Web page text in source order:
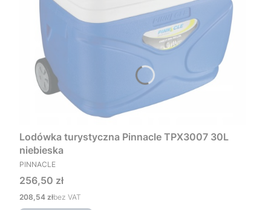
Lodówka turystyczna Pinnacle TPX3007 30L
niebieska
PRODUCENT
PINNACLE
Cena
256,50 zł
Cena
208,54 złbez VAT